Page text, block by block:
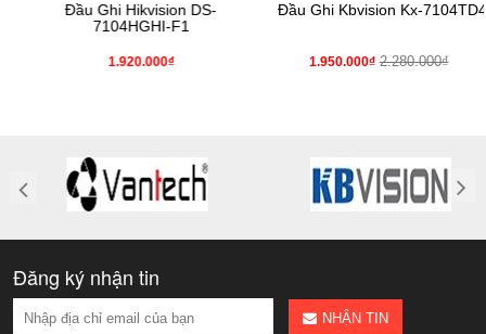
Đầu Ghi Hikvision DS-
7104HGHI-F1
1.920.000₫
Đầu Ghi Kbvision Kx-7104TD4
1.950.000₫ 2.280.000₫
Đăng ký nhận tin
NHẬN TIN